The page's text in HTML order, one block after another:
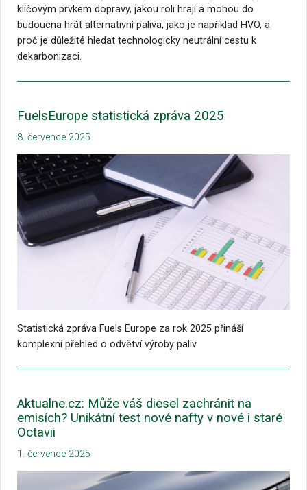
klíčovým prvkem dopravy, jakou roli hrají a mohou do
budoucna hrát alternativní paliva, jako je například HVO, a
proč je důležité hledat technologicky neutrální cestu k
dekarbonizaci.
FuelsEurope statistická zpráva 2025
8. července 2025
Statistická zpráva Fuels Europe za rok 2025 přináší
komplexní přehled o odvětví výroby paliv.
Aktualne.cz: Může váš diesel zachránit na
emisích? Unikátní test nové nafty v nové i staré
Octavii
1. července 2025